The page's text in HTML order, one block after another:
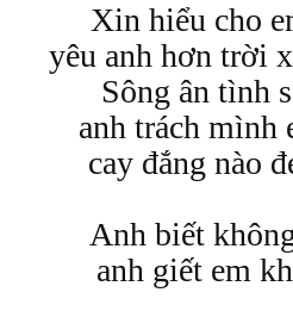
Xin hiểu cho
yêu anh hơn trời
Sông ân tình
anh trách mình
cay đắng nào
Anh biết
anh giết em